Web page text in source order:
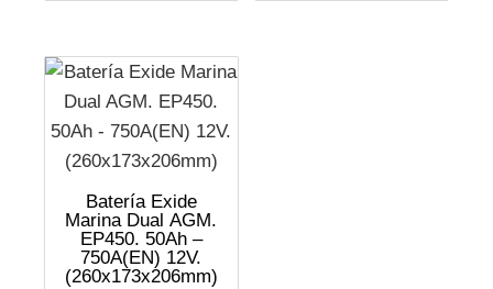
Batería Exide
Marina Dual AGM.
EP450. 50Ah –
750A(EN) 12V.
(260x173x206mm)